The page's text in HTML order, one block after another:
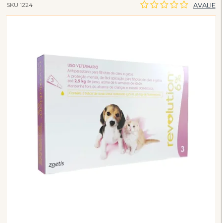
SKU 1224 AVALIE